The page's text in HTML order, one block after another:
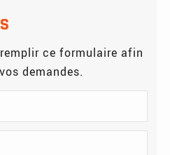
ce formulaire afin
demandes.